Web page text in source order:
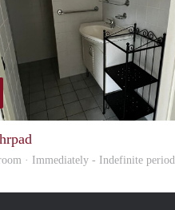
· Immediately - Indefinite period